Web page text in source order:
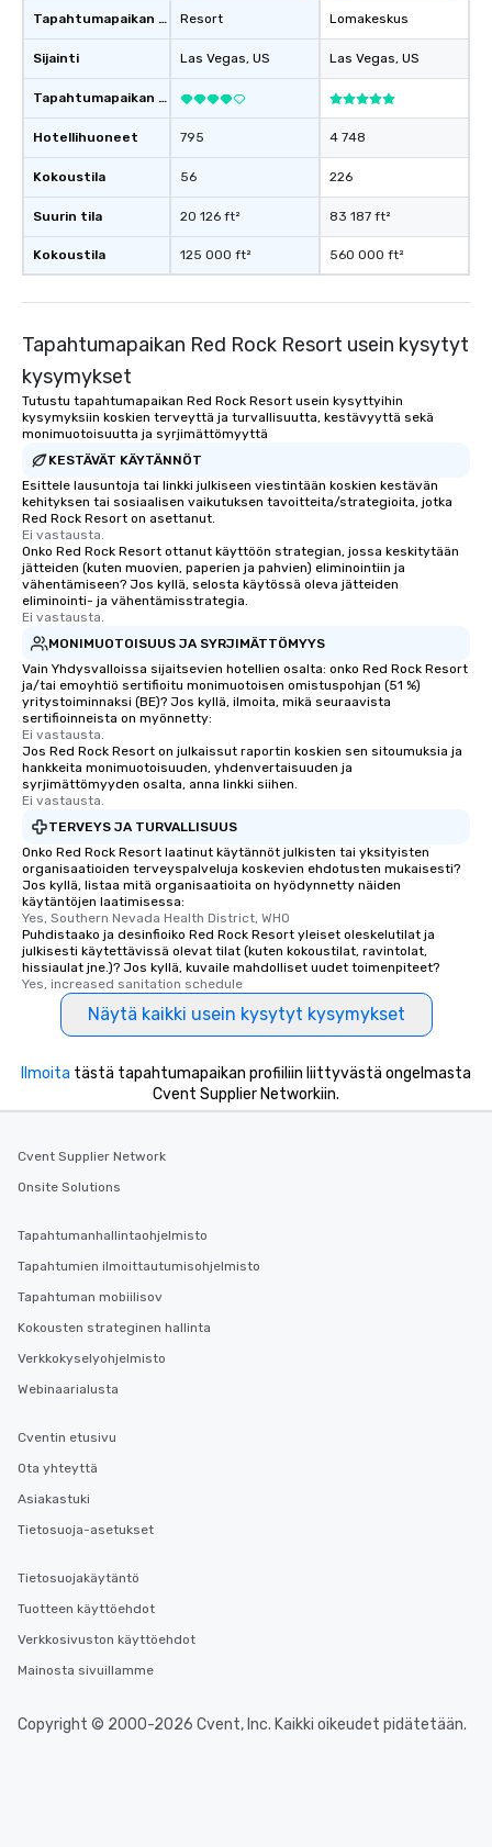
Tapahtumapaikan tyyppi
Sijainti
Tapahtumapaikan luokitus
Hotellihuoneet
Kokoustila
Suurin tila
Kokoustila
Resort
Las Vegas, US
795
56
20 126 ft²
125 000 ft²
Lomakeskus
Las Vegas, US
4 748
226
83 187 ft²
560 000 ft²
Tapahtumapaikan Red Rock Resort usein kysytyt
kysymykset
Tutustu tapahtumapaikan Red Rock Resort usein kysyttyihin
kysymyksiin koskien terveyttä ja turvallisuutta, kestävyyttä sekä
monimuotoisuutta ja syrjimättömyyttä
KESTÄVÄT KÄYTÄNNÖT
Esittele lausuntoja tai linkki julkiseen viestintään koskien kestävän
kehityksen tai sosiaalisen vaikutuksen tavoitteita/strategioita, jotka
Red Rock Resort on asettanut.
Ei vastausta.
Onko Red Rock Resort ottanut käyttöön strategian, jossa keskitytään
jätteiden (kuten muovien, paperien ja pahvien) eliminointiin ja
vähentämiseen? Jos kyllä, selosta käytössä oleva jätteiden
eliminointi- ja vähentämisstrategia.
Ei vastausta.
MONIMUOTOISUUS JA SYRJIMÄTTÖMYYS
Vain Yhdysvalloissa sijaitsevien hotellien osalta: onko Red Rock Resort
ja/tai emoyhtiö sertifioitu monimuotoisen omistuspohjan (51 %)
yritystoiminnaksi (BE)? Jos kyllä, ilmoita, mikä seuraavista
sertifioinneista on myönnetty:
Ei vastausta.
Jos Red Rock Resort on julkaissut raportin koskien sen sitoumuksia ja
hankkeita monimuotoisuuden, yhdenvertaisuuden ja
syrjimättömyyden osalta, anna linkki siihen.
Ei vastausta.
TERVEYS JA TURVALLISUUS
Onko Red Rock Resort laatinut käytännöt julkisten tai yksityisten
organisaatioiden terveyspalveluja koskevien ehdotusten mukaisesti?
Jos kyllä, listaa mitä organisaatioita on hyödynnetty näiden
käytäntöjen laatimisessa:
Yes, Southern Nevada Health District, WHO
Puhdistaako ja desinfioiko Red Rock Resort yleiset oleskelutilat ja
julkisesti käytettävissä olevat tilat (kuten kokoustilat, ravintolat,
hissiaulat jne.)? Jos kyllä, kuvaile mahdolliset uudet toimenpiteet?
Yes, increased sanitation schedule
Näytä kaikki usein kysytyt kysymykset
Ilmoita tästä tapahtumapaikan profiiliin liittyvästä ongelmasta
Cvent Supplier Networkiin.
Cvent Supplier Network
Onsite Solutions
Tapahtumanhallintaohjelmisto
Tapahtumien ilmoittautumisohjelmisto
Tapahtuman mobiilisov
Kokousten strateginen hallinta
Verkkokyselyohjelmisto
Webinaarialusta
Cventin etusivu
Ota yhteyttä
Asiakastuki
Tietosuoja-asetukset
Tietosuojakäytäntö
Tuotteen käyttöehdot
Verkkosivuston käyttöehdot
Mainosta sivuillamme
Copyright © 2000-2026 Cvent, Inc. Kaikki oikeudet pidätetään.